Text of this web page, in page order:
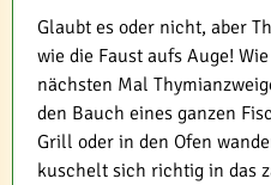
Glaubt es oder nicht, aber
wie die Faust aufs Auge!
nächsten Mal
den Bauch eines ganzen
Grill oder in den Ofen
kuschelt sich richtig in das